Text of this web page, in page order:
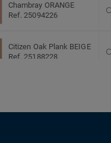
Chambray ORANGE
Ref. 25094226
Citizen Oak Plank BEIGE
Ref. 25188228